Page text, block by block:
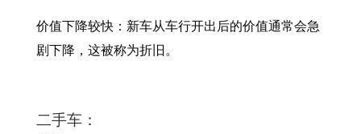
价值下降较快：新车从车行开出后的价值通常会急
剧下降，这被称为折旧。
二手车：